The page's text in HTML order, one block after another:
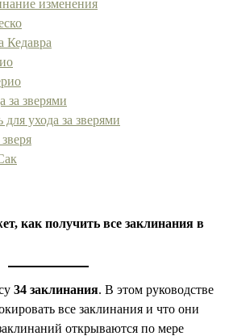
изменения
Кедавра
за зверями
ухода за зверями
как получить все заклинания в
34 заклинания. В этом руководстве
все заклинания и что они
открываются по мере